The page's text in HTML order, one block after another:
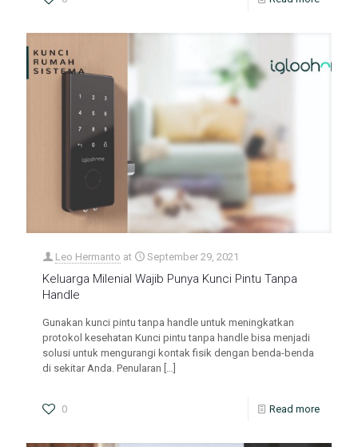
Leo Hermanto at September 29, 2021
Keluarga Milenial Wajib Punya Kunci Pintu Tanpa
Handle
Gunakan kunci pintu tanpa handle untuk meningkatkan
protokol kesehatan Kunci pintu tanpa handle bisa menjadi
solusi untuk mengurangi kontak fisik dengan benda-benda
di sekitar Anda. Penularan […]
0 Read more